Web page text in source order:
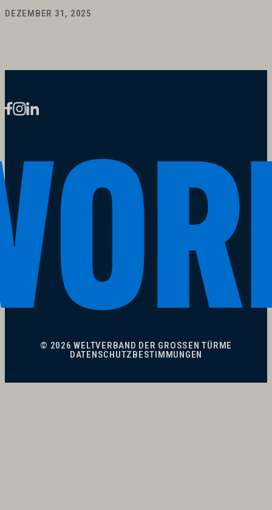
DEZEMBER 31, 2025
© 2026 WELTVERBAND DER GROSSEN TÜRME
DATENSCHUTZBESTIMMUNGEN